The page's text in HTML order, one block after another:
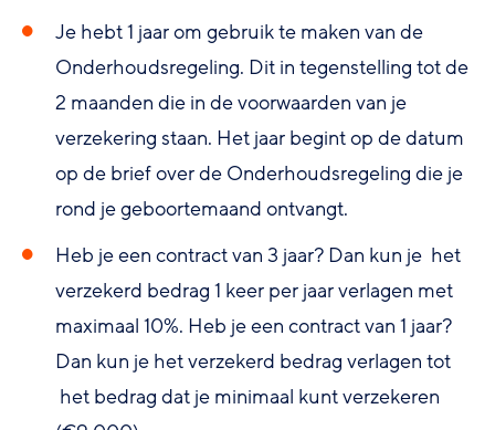
Je hebt 1 jaar om gebruik te maken van de
Onderhoudsregeling. Dit in tegenstelling tot de
2 maanden die in de voorwaarden van je
verzekering staan. Het jaar begint op de datum
op de brief over de Onderhoudsregeling die je
rond je geboortemaand ontvangt.
Heb je een contract van 3 jaar? Dan kun je het
verzekerd bedrag 1 keer per jaar verlagen met
maximaal 10%. Heb je een contract van 1 jaar?
Dan kun je het verzekerd bedrag verlagen tot
het bedrag dat je minimaal kunt verzekeren